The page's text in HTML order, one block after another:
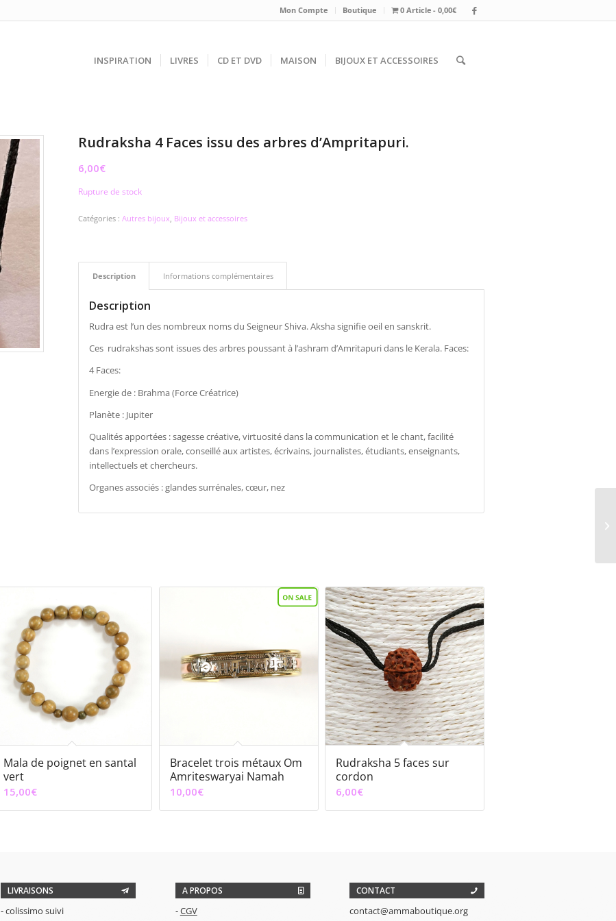
Mon Compte Boutique 0 Article 0,00€
INSPIRATION LIVRES CD ET DVD MAISON BIJOUX ET ACCESSOIRES
Rudraksha 4 Faces issu des arbres d’Ampritapuri.
6,00€
Rupture de stock
Catégories : Autres bijoux, Bijoux et accessoires
Description Informations complémentaires
Description
Rudra est l’un des nombreux noms du Seigneur Shiva. Aksha signifie oeil en sanskrit.
Ces rudrakshas sont issues des arbres poussant à l’ashram d’Amritapuri dans le Kerala. Faces:
4 Faces:
Energie de : Brahma (Force Créatrice)
Planète : Jupiter
Qualités apportées : sagesse créative, virtuosité dans la communication et le chant, facilité
dans l’expression orale, conseillé aux artistes, écrivains, journalistes, étudiants, enseignants,
intellectuels et chercheurs.
Organes associés : glandes surrénales, cœur, nez
Mala de poignet en santal
vert
15,00€
Bracelet trois métaux Om
Amriteswaryai Namah
10,00€
Rudraksha 5 faces sur
cordon
6,00€
LIVRAISONS
- colissimo suivi
A PROPOS
-CGV
CONTACT
contact@ammaboutique.org